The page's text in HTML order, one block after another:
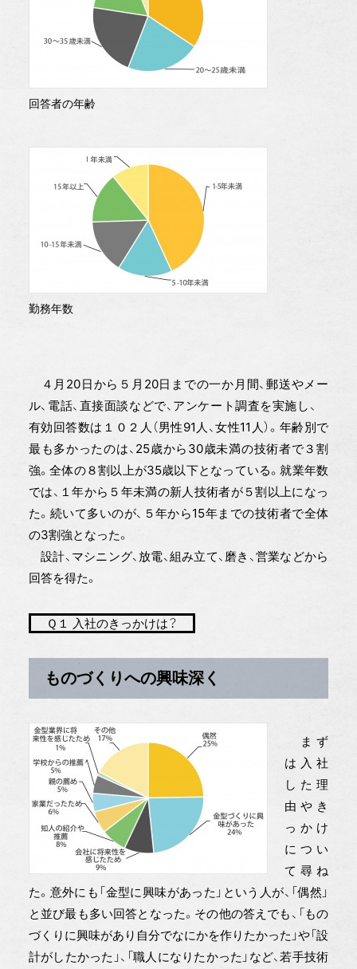
回答者の年齢
勤務年数
４月20日から５月20日までの一か月間、郵送やメー
ル、電話、直接面談などで、アンケート調査を実施し、
有効回答数は１０２人（男性91人、女性11人）。年齢別で
最も多かったのは、25歳から30歳未満の技術者で３割
強。全体の８割以上が35歳以下となっている。就業年数
では、１年から５年未満の新人技術者が５割以上になっ
た。続いて多いのが、５年から15年までの技術者で全体
の3割強となった。
設計、マシニング、放電、組み立て、磨き、営業などから
回答を得た。
Ｑ１ 入社のきっかけは？
ものづくりへの興味深く
まず
は入社
した理
由やき
っかけ
につい
て尋ね
た。意外にも「金型に興味があった」という人が、「偶然」
と並び最も多い回答となった。その他の答えでも、「もの
づくりに興味があり自分でなにかを作りたかった」や「設
計がしたかった」、「職人になりたかった」など、若手技術